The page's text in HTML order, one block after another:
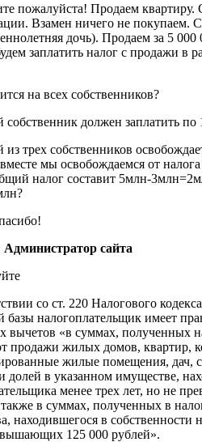
пожалуйста! Продаем квартиру.
Взамен ничего не покупаем.
дочь). Продаем за 5
заплатить налог с продажи в
на всех собственников?
собственник должен заплатить по
трех собственников
вместе мы освобождаемся от
налог составит 5млн-
сайта
со ст. 220 Налогового
базы налогоплательщик имеет
вычетов «в суммах, полученных
продажи жилых домов, квартир,
жилые помещения, дач,
долей в указанном имуществе,
менее трех лет, но не
в суммах, полученных в
находившегося в собственности
125 000 рублей».